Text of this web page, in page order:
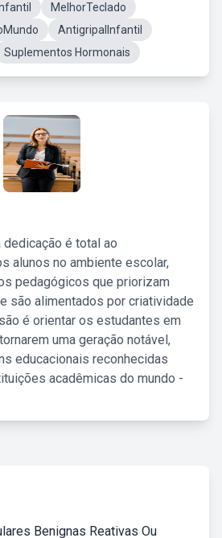
MelhorTeclado
AntigripalInfantil
Suplementos Hormonais
dedicação é total ao
alunos no ambiente escolar,
pedagógicos que priorizam
são alimentados por criatividade
é orientar os estudantes em
uma geração notável,
educacionais reconhecidas
acadêmicas do mundo -
Benignas Reativas Ou